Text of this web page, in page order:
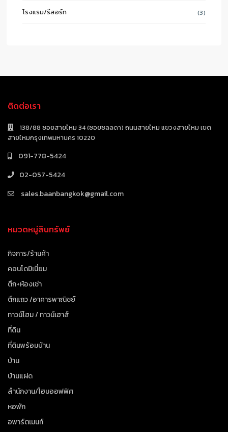
โรงแรม/รีสอร์ท (3)
ติดต่อเรา
138/88 ซอยสายไหม 34 (ซอยชลลดา) ถนนสายไหม แขวงสายไหม เขต
สายไหมกรุงเทพมหานคร 10220
091-778-5424
02-057-5424
sales.baanbangkok@gmail.com
หมวดหมู่สินทรัพย์
กิจการ/ร้านค้า
คอนโดมิเนี่ยม
ตึก+ห้องเช่า
ตึกแถว /อาคารพาณิชย์
ทาวน์โฮม / ทาวน์เฮาส์
ที่ดิน
ที่ดินพร้อมบ้าน
บ้าน
บ้านแฝด
สำนักงาน/โฮมออฟฟิศ
หอพัก
อพาร์ตเมนท์